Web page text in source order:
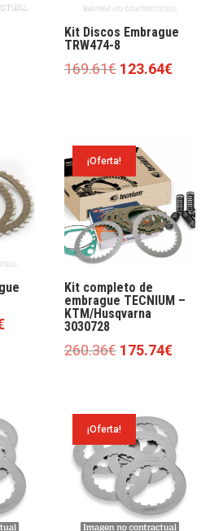
Kit Discos Embrague
TRW474-8
169.61€ El
169.61€.
123.64€El
El
¡Oferta!
Kit completo de
embrague TECNIUM –
KTM/Husqvarna
3030728
260.36€ El
era:
260.36€.
175.74€El
175.74€.
¡Oferta!